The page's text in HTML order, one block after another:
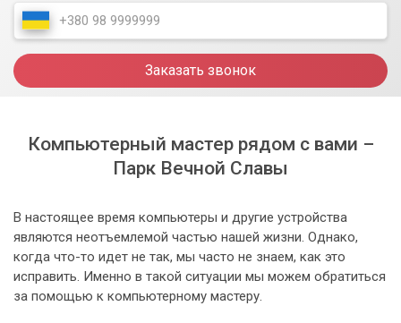
Заказать звонок
Компьютерный мастер рядом с вами –
Парк Вечной Славы
В настоящее время компьютеры и другие устройства
являются неотъемлемой частью нашей жизни. Однако,
когда что-то идет не так, мы часто не знаем, как это
исправить. Именно в такой ситуации мы можем обратиться
за помощью к компьютерному мастеру.